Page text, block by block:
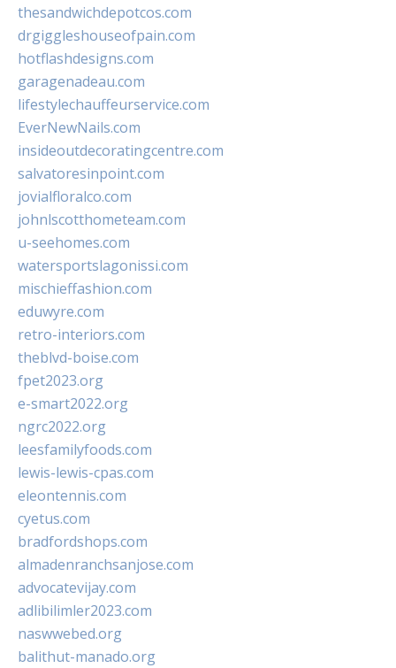
thesandwichdepotcos.com
drgiggleshouseofpain.com
hotflashdesigns.com
garagenadeau.com
lifestylechauffeurservice.com
EverNewNails.com
insideoutdecoratingcentre.com
salvatoresinpoint.com
jovialfloralco.com
johnlscotthometeam.com
u-seehomes.com
watersportslagonissi.com
mischieffashion.com
eduwyre.com
retro-interiors.com
theblvd-boise.com
fpet2023.org
e-smart2022.org
ngrc2022.org
leesfamilyfoods.com
lewis-lewis-cpas.com
eleontennis.com
cyetus.com
bradfordshops.com
almadenranchsanjose.com
advocatevijay.com
adlibilimler2023.com
naswwebed.org
balithut-manado.org